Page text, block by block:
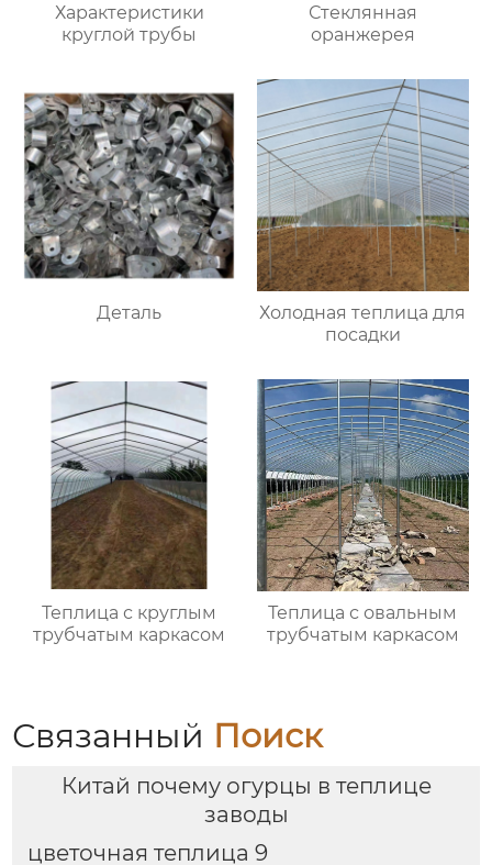
Характеристики
круглой трубы
Стеклянная
оранжерея
Деталь
Холодная теплица для
посадки
Теплица с круглым
трубчатым каркасом
Теплица с овальным
трубчатым каркасом
Связанный Поиск
Китай почему огурцы в теплице
заводы
цветочная теплица 9